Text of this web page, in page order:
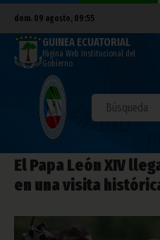
dom. 09 agosto, 09:55
GUINEA ECUATORIAL
Página Web Institucional del
Gobierno
El Papa León XIV
en una visita